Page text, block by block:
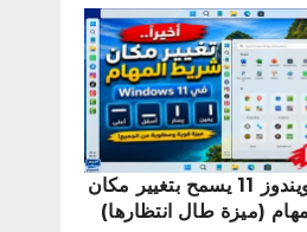
أخيراً…. ويندوز 11 يسمح بتغيير مكان
(ميزة طال انتظارها)